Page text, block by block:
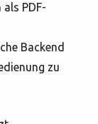
PDF-
Backend
zu